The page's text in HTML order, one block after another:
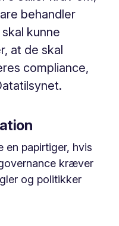
behandler
kunne
at de skal
compliance,
en papirtiger, hvis
kræver
og politikker